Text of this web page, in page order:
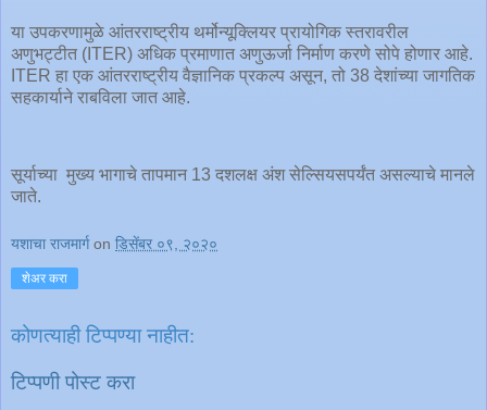
या उपकरणामुळे आंतरराष्ट्रीय थर्मोन्यूक्लियर प्रायोगिक स्तरावरील
अणुभट्टीत (ITER) अधिक प्रमाणात अणुऊर्जा निर्माण करणे सोपे होणार आहे.
ITER हा एक आंतरराष्ट्रीय वैज्ञानिक प्रकल्प असून, तो 38 देशांच्या जागतिक
सहकार्याने राबविला जात आहे.
सूर्याच्या मुख्य भागाचे तापमान 13 दशलक्ष अंश सेल्सियसपर्यंत असल्याचे मानले
जाते.
यशाचा राजमार्ग on डिसेंबर ०९, २०२०
शेअर करा
कोणत्याही टिप्पण्‍या नाहीत:
टिप्पणी पोस्ट करा